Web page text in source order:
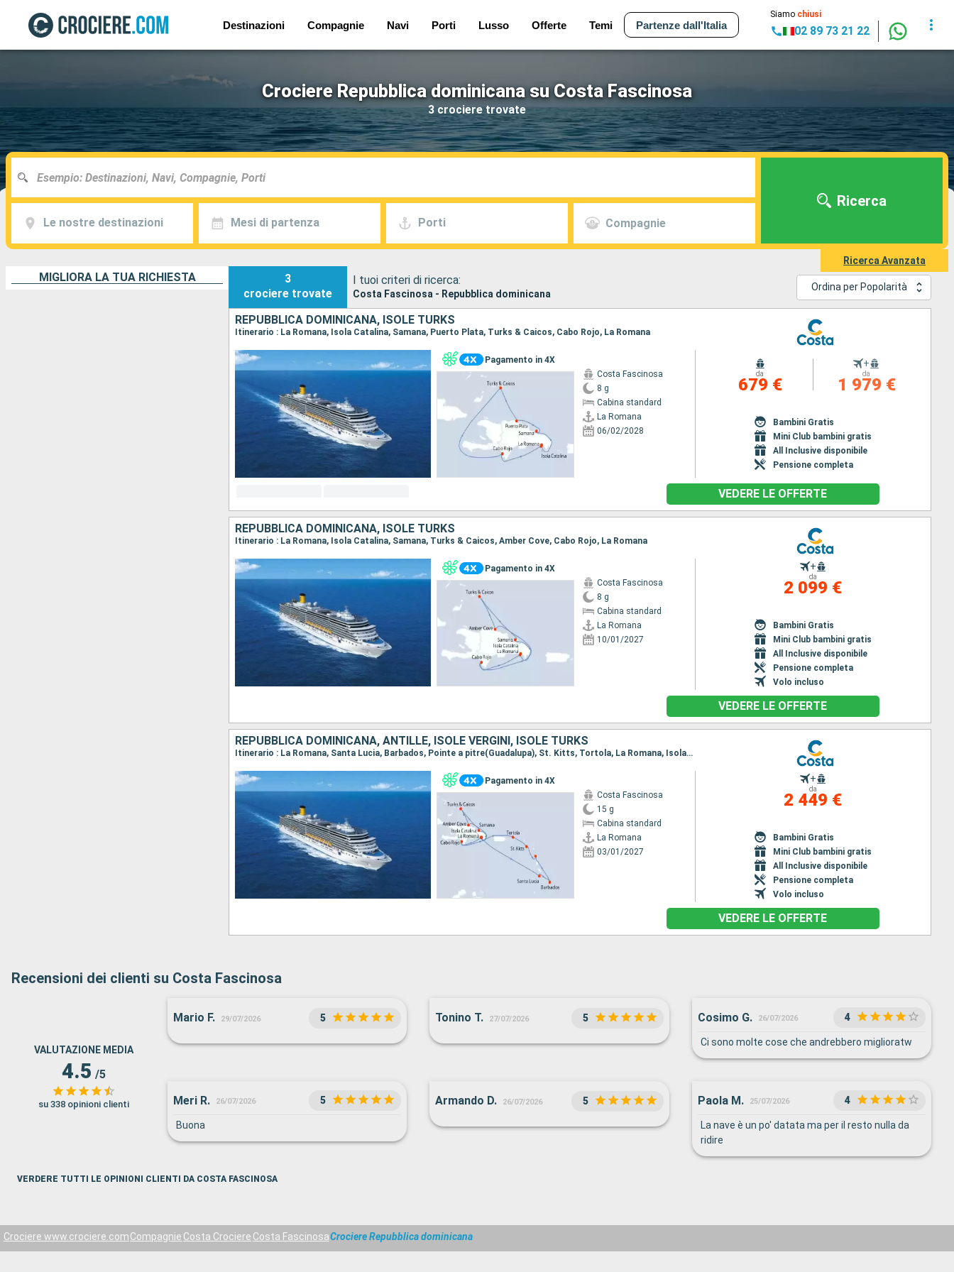
Destinazioni Compagnie Navi Porti Lusso Offerte Temi Partenze dall'Italia
Siamo chiusi
02 89 73 21 22
Crociere Repubblica dominicana su Costa Fascinosa
3 crociere trovate
Le nostre destinazioni Mesi di partenza Porti Compagnie
Ricerca
Ricerca Avanzata
MIGLIORA LA TUA RICHIESTA
3
crociere trovate
I tuoi criteri di ricerca:
Costa Fascinosa - Repubblica dominicana
Ordina per Popolarità
REPUBBLICA DOMINICANA, ISOLE TURKS
Itinerario : La Romana, Isola Catalina, Samana, Puerto Plata, Turks & Caicos, Cabo Rojo, La Romana
Pagamento in 4X
Costa Fascinosa
8 g
Cabina standard
La Romana
06/02/2028
da
679 €
+
da
1 979 €
Bambini Gratis
Mini Club bambini gratis
All Inclusive disponibile
Pensione completa
VEDERE LE OFFERTE
REPUBBLICA DOMINICANA, ISOLE TURKS
Itinerario : La Romana, Isola Catalina, Samana, Turks & Caicos, Amber Cove, Cabo Rojo, La Romana
Pagamento in 4X
Costa Fascinosa
8 g
Cabina standard
La Romana
10/01/2027
+
da
2 099 €
Bambini Gratis
Mini Club bambini gratis
All Inclusive disponibile
Pensione completa
Volo incluso
VEDERE LE OFFERTE
REPUBBLICA DOMINICANA, ANTILLE, ISOLE VERGINI, ISOLE TURKS
Itinerario : La Romana, Santa Lucia, Barbados, Pointe a pitre(Guadalupa), St. Kitts, Tortola, La Romana, Isola Catalina, Samana, Turks & Caicos, Amber Cove, Cabo Rojo, La Romana
Pagamento in 4X
Costa Fascinosa
15 g
Cabina standard
La Romana
03/01/2027
+
da
2 449 €
Bambini Gratis
Mini Club bambini gratis
All Inclusive disponibile
Pensione completa
Volo incluso
VEDERE LE OFFERTE
Recensioni dei clienti su Costa Fascinosa
VALUTAZIONE MEDIA
4.5 /5
su 338 opinioni clienti
Mario F. 29/07/2026 5 Tonino T. 27/07/2026 5 Cosimo G. 26/07/2026 4
Ci sono molte cose che andrebbero miglioratw
Meri R. 26/07/2026 5
Buona
Armando D. 26/07/2026 5 Paola M. 25/07/2026 4
La nave è un po' datata ma per il resto nulla da
ridire
VERDERE TUTTI LE OPINIONI CLIENTI DA COSTA FASCINOSA
Crociere www.crociere.comCompagnie Costa Crociere Costa FascinosaCrociere Repubblica dominicana